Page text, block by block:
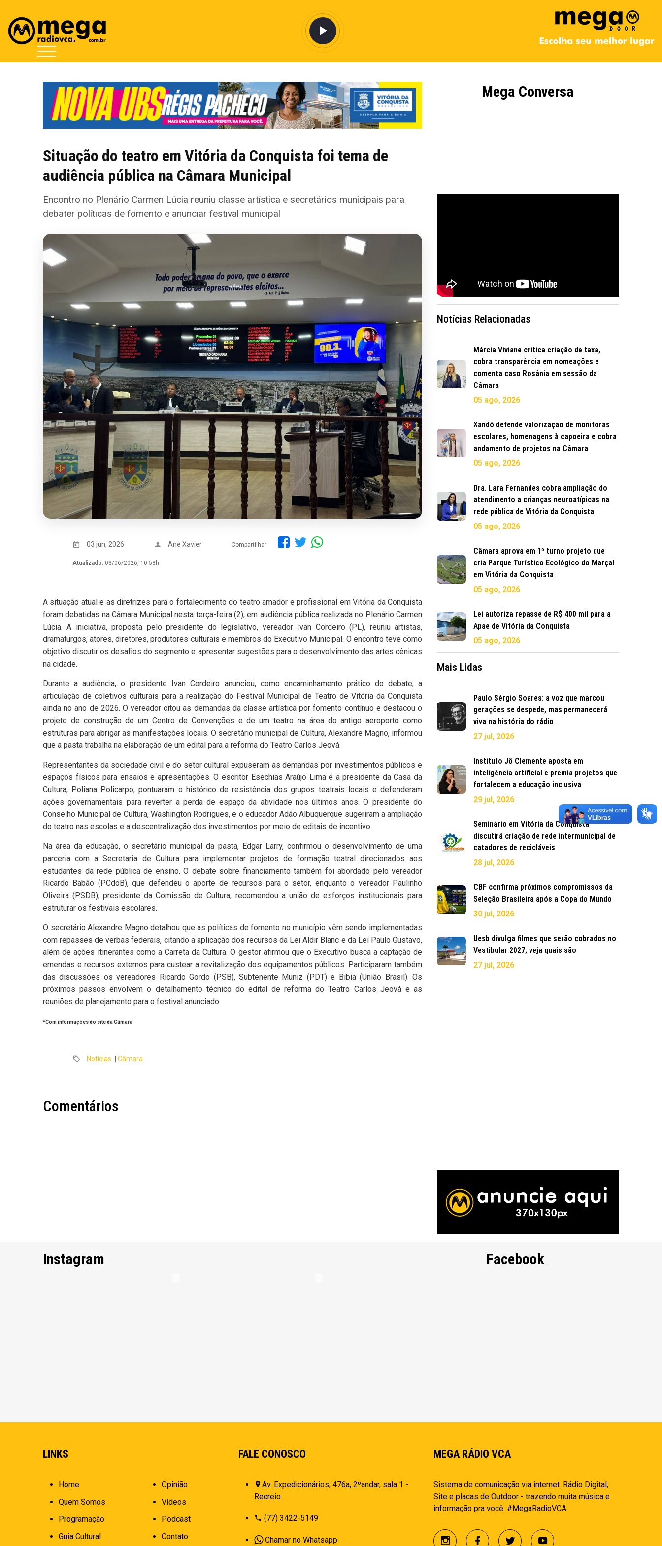
Situação do teatro em Vitória da Conquista foi tema de
audiência pública na Câmara Municipal
Encontro no Plenário Carmen Lúcia reuniu classe artística e secretários municipais para
debater políticas de fomento e anunciar festival municipal
03 jun, 2026 Ane Xavier Compartilhar:
Atualizado: 03/06/2026, 10:53h
A situação atual e as diretrizes para o fortalecimento do teatro amador e profissional em Vitória da Conquista
foram debatidas na Câmara Municipal nesta terça-feira (2), em audiência pública realizada no Plenário Carmen
Lúcia. A iniciativa, proposta pelo presidente do legislativo, vereador Ivan Cordeiro (PL), reuniu artistas,
dramaturgos, atores, diretores, produtores culturais e membros do Executivo Municipal. O encontro teve como
objetivo discutir os desafios do segmento e apresentar sugestões para o desenvolvimento das artes cênicas
na cidade.
Durante a audiência, o presidente Ivan Cordeiro anunciou, como encaminhamento prático do debate, a
articulação de coletivos culturais para a realização do Festival Municipal de Teatro de Vitória da Conquista
ainda no ano de 2026. O vereador citou as demandas da classe artística por fomento contínuo e destacou o
projeto de construção de um Centro de Convenções e de um teatro na área do antigo aeroporto como
estruturas para abrigar as manifestações locais. O secretário municipal de Cultura, Alexandre Magno, informou
que a pasta trabalha na elaboração de um edital para a reforma do Teatro Carlos Jeová.
Representantes da sociedade civil e do setor cultural expuseram as demandas por investimentos públicos e
espaços físicos para ensaios e apresentações. O escritor Esechias Araújo Lima e a presidente da Casa da
Cultura, Poliana Policarpo, pontuaram o histórico de resistência dos grupos teatrais locais e defenderam
ações governamentais para reverter a perda de espaço da atividade nos últimos anos. O presidente do
Conselho Municipal de Cultura, Washington Rodrigues, e o educador Adão Albuquerque sugeriram a ampliação
do teatro nas escolas e a descentralização dos investimentos por meio de editais de incentivo.
Na área da educação, o secretário municipal da pasta, Edgar Larry, confirmou o desenvolvimento de uma
parceria com a Secretaria de Cultura para implementar projetos de formação teatral direcionados aos
estudantes da rede pública de ensino. O debate sobre financiamento também foi abordado pelo vereador
Ricardo Babão (PCdoB), que defendeu o aporte de recursos para o setor, enquanto o vereador Paulinho
Oliveira (PSDB), presidente da Comissão de Cultura, recomendou a união de esforços institucionais para
estruturar os festivais escolares.
O secretário Alexandre Magno detalhou que as políticas de fomento no município vêm sendo implementadas
com repasses de verbas federais, citando a aplicação dos recursos da Lei Aldir Blanc e da Lei Paulo Gustavo,
além de ações itinerantes como a Carreta da Cultura. O gestor afirmou que o Executivo busca a captação de
emendas e recursos externos para custear a revitalização dos equipamentos públicos. Participaram também
das discussões os vereadores Ricardo Gordo (PSB), Subtenente Muniz (PDT) e Bibia (União Brasil). Os
próximos passos envolvem o detalhamento técnico do edital de reforma do Teatro Carlos Jeová e as
reuniões de planejamento para o festival anunciado.
*Com informações do site da Câmara
Notícias Câmara
Comentários
Mega Conversa
Notícias Relacionadas
Márcia Viviane critica criação de taxa,
cobra transparência em nomeações e
comenta caso Rosânia em sessão da
Câmara
05 ago, 2026
Xandó defende valorização de monitoras
escolares, homenagens à capoeira e cobra
andamento de projetos na Câmara
05 ago, 2026
Dra. Lara Fernandes cobra ampliação do
atendimento a crianças neuroatípicas na
rede pública de Vitória da Conquista
05 ago, 2026
Câmara aprova em 1º turno projeto que
cria Parque Turístico Ecológico do Marçal
em Vitória da Conquista
05 ago, 2026
Lei autoriza repasse de R$ 400 mil para a
Apae de Vitória da Conquista
05 ago, 2026
Mais Lidas
Paulo Sérgio Soares: a voz que marcou
gerações se despede, mas permanecerá
viva na história do rádio
27 jul, 2026
Instituto Jô Clemente aposta em
inteligência artificial e premia projetos que
fortalecem a educação inclusiva
29 jul, 2026
Seminário em Vitória da Conquista
discutirá criação de rede intermunicipal de
catadores de recicláveis
28 jul, 2026
CBF confirma próximos compromissos da
Seleção Brasileira após a Copa do Mundo
30 jul, 2026
Uesb divulga filmes que serão cobrados no
Vestibular 2027; veja quais são
27 jul, 2026
Instagram Facebook
LINKS
Home
Quem Somos
Programação
Guia Cultural
Opinião
Vídeos
Podcast
Contato
FALE CONOSCO
Av. Expedicionários, 476a, 2ºandar, sala 1 -
Recreio
(77) 3422-5149
Chamar no Whatsapp
MEGA RÁDIO VCA
Sistema de comunicação via internet. Rádio Digital,
Site e placas de Outdoor - trazendo muita música e
informação pra você. #MegaRadioVCA